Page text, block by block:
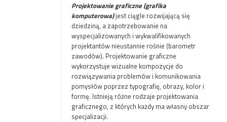
Projektowanie graficzne (grafika
komputerowa)jest ciągle rozwijającą się
dziedziną, a zapotrzebowanie na
wyspecjalizowanych i wykwalifikowanych
projektantów nieustannie rośnie (barometr
zawodów). Projektowanie graficzne
wykorzystuje wizualne kompozycje do
rozwiązywania problemów i komunikowania
pomysłów poprzez typografię, obrazy, kolor i
formę. Istnieją różne rodzaje projektowania
graficznego, z których każdy ma własny obszar
specjalizacji.